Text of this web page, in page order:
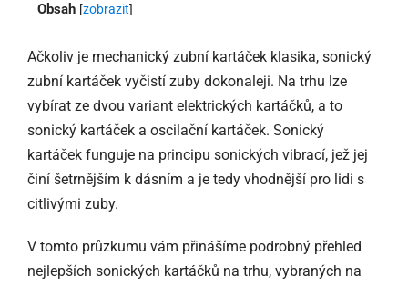
Obsah [zobrazit]
Ačkoliv je mechanický zubní kartáček klasika, sonický
zubní kartáček vyčistí zuby dokonaleji. Na trhu lze
vybírat ze dvou variant elektrických kartáčků, a to
sonický kartáček a oscilační kartáček. Sonický
kartáček funguje na principu sonických vibrací, jež jej
činí šetrnějším k dásním a je tedy vhodnější pro lidi s
citlivými zuby.
V tomto průzkumu vám přinášíme podrobný přehled
nejlepších sonických kartáčků na trhu, vybraných na